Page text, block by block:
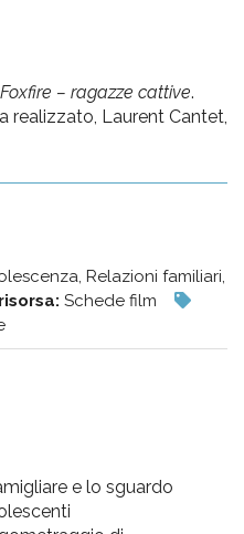
Foxfire – ragazze cattive.
realizzato, Laurent Cantet,
Relazioni familiari,
Schede film
e lo sguardo